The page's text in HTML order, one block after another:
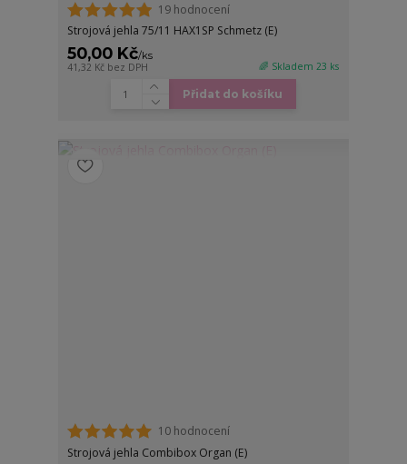
19 hodnocení
Strojová jehla 75/11 HAX1SP Schmetz (E)
50,00 Kč/ks
41,32 Kč bez DPH 🌈 Skladem 23 ks
Přidat do košíku
10 hodnocení
Strojová jehla Combibox Organ (E)